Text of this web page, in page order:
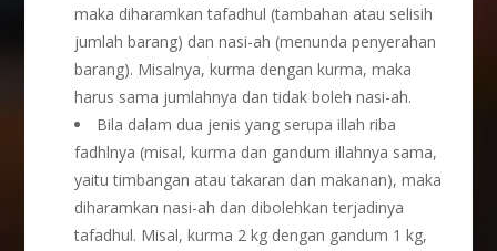
maka diharamkan tafadhul (tambahan atau selisih
jumlah barang) dan nasi-ah (menunda penyerahan
barang). Misalnya, kurma dengan kurma, maka
harus sama jumlahnya dan tidak boleh nasi-ah.
Bila dalam dua jenis yang serupa illah riba
fadhlnya (misal, kurma dan gandum illahnya sama,
yaitu timbangan atau takaran dan makanan), maka
diharamkan nasi-ah dan dibolehkan terjadinya
tafadhul. Misal, kurma 2 kg dengan gandum 1 kg,